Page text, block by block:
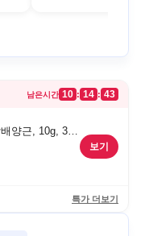
남은시간 10 : 14 : 43
양근, 10g, 30
보기
특가 더보기